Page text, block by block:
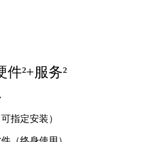
件²+服务²
指定安装）